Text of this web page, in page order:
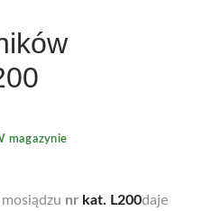
magazynie
nr kat. L200daje